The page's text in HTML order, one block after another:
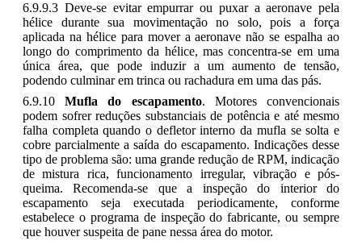
6.9.9.3 Deve-se evitar empurrar ou puxar a aeronave pela
hélice durante sua movimentação no solo, pois a força
aplicada na hélice para mover a aeronave não se espalha ao
longo do comprimento da hélice, mas concentra-se em uma
única área, que pode induzir a um aumento de tensão,
podendo culminar em trinca ou rachadura em uma das pás.
6.9.10Mufla do escapamento. Motores convencionais
podem sofrer reduções substanciais de potência e até mesmo
falha completa quando o defletor interno da mufla se solta e
cobre parcialmente a saída do escapamento. Indicações desse
tipo de problema são: uma grande redução de RPM, indicação
de mistura rica, funcionamento irregular, vibração e pós-
queima. Recomenda-se que a inspeção do interior do
escapamento seja executada periodicamente, conforme
estabelece o programa de inspeção do fabricante, ou sempre
que houver suspeita de pane nessa área do motor.